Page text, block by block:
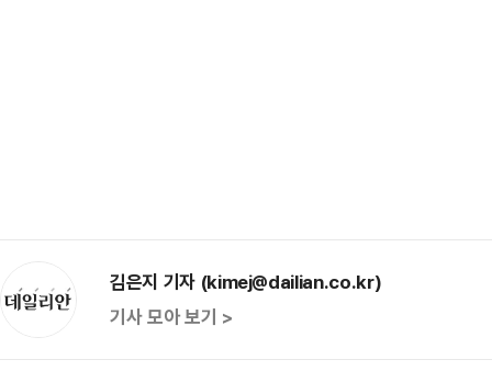
김은지 기자 (kimej@dailian.co.kr)
기사 모아 보기 >